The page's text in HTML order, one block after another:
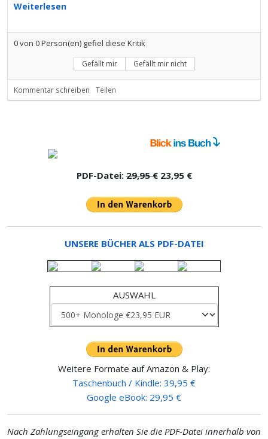
Weiterlesen
0von 0Person(en) gefiel diese Kritik
Gefällt mir Gefällt mir nicht
Kommentar schreiben Teilen
PDF-Datei:29,95 €23,95 €
UNSERE BÜCHER ALS PDF-DATEI
AUSWAHL
Weitere Formate auf Amazon & Play:
Taschenbuch / Kindle: 39,95 €
Google eBook: 29,95 €
Nach Zahlungseingang erhalten Sie die PDF-Datei innerhalb von